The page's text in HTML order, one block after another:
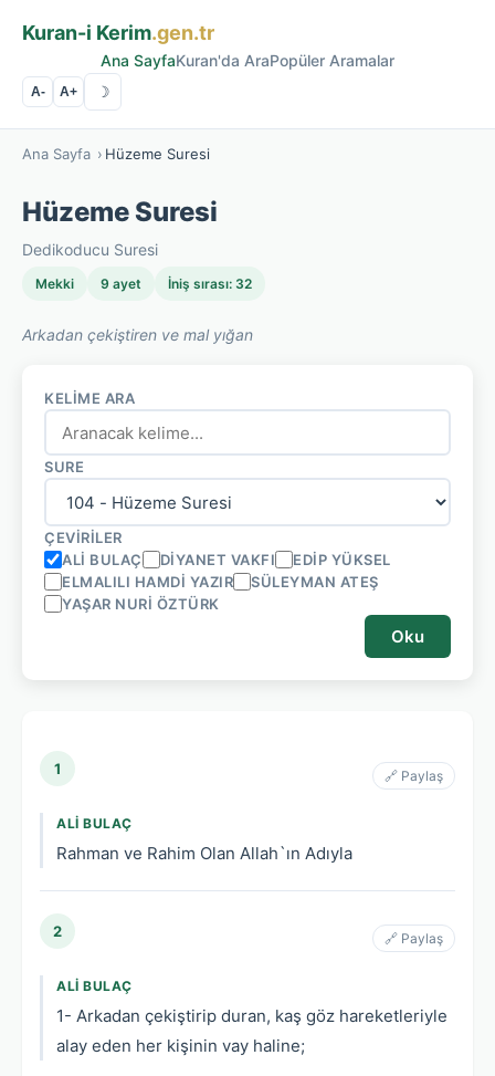
Kuran-i Kerim.gen.tr
Ana SayfaKuran'da AraPopüler Aramalar
A- A+ ☽
Ana Sayfa › Hüzeme Suresi
Hüzeme Suresi
Dedikoducu Suresi
Mekki 9 ayet İniş sırası: 32
Arkadan çekiştiren ve mal yığan
KELIME ARA
SURE
ÇEVIRILER
ALI BULAÇ
DIYANET VAKFI
EDIP YÜKSEL
ELMALILI HAMDI YAZIR
SÜLEYMAN ATEŞ
YAŞAR NURI ÖZTÜRK
Oku
1 🔗 Paylaş
ALI BULAÇ
Rahman ve Rahim Olan Allah`ın Adıyla
2 🔗 Paylaş
ALI BULAÇ
1- Arkadan çekiştirip duran, kaş göz hareketleriyle
alay eden her kişinin vay haline;